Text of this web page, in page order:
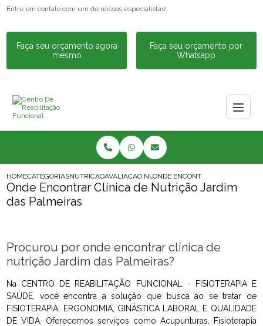
Entre em contato com um de nossos especialistas!
Faça seu orçamento agora
mesmo
Faça seu orçamento por
Whatsapp
HOMECATEGORIASNUTRICAOAVALIACAO NUTRICIONALONDE ENCONTRAR CLINICA DE
Onde Encontrar Clínica de Nutrição Jardim
das Palmeiras
Procurou por onde encontrar clínica de
nutrição Jardim das Palmeiras?
Na CENTRO DE REABILITAÇÃO FUNCIONAL - FISIOTERAPIA E
SAÚDE, você encontra a solução que busca ao se tratar de
FISIOTERAPIA, ERGONOMIA, GINÁSTICA LABORAL E QUALIDADE
DE VIDA. Oferecemos serviços como Acupunturas, Fisioterapia